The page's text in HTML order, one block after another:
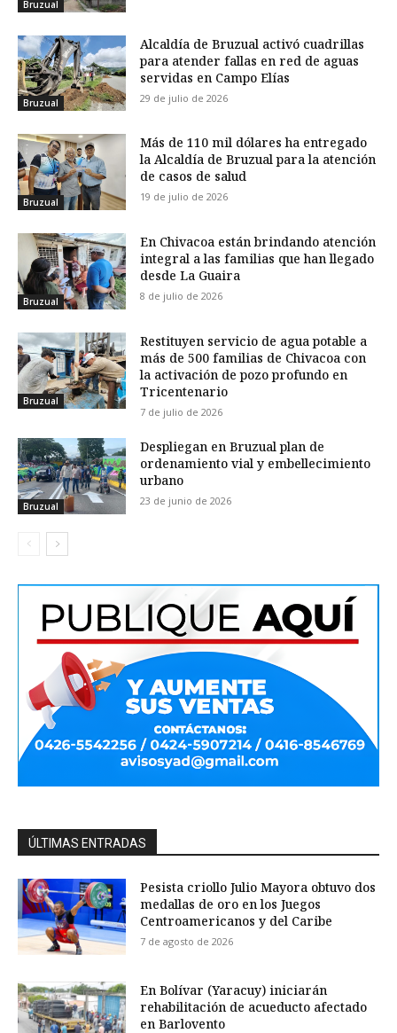
Bruzual
Bruzual
Alcaldía de Bruzual activó cuadrillas
para atender fallas en red de aguas
servidas en Campo Elías
29 de julio de 2026
Bruzual
Más de 110 mil dólares ha entregado
la Alcaldía de Bruzual para la atención
de casos de salud
19 de julio de 2026
Bruzual
En Chivacoa están brindando atención
integral a las familias que han llegado
desde La Guaira
8 de julio de 2026
Bruzual
Restituyen servicio de agua potable a
más de 500 familias de Chivacoa con
la activación de pozo profundo en
Tricentenario
7 de julio de 2026
Bruzual
Despliegan en Bruzual plan de
ordenamiento vial y embellecimiento
urbano
23 de junio de 2026
ÚLTIMAS ENTRADAS
Pesista criollo Julio Mayora obtuvo dos
medallas de oro en los Juegos
Centroamericanos y del Caribe
7 de agosto de 2026
En Bolívar (Yaracuy) iniciarán
rehabilitación de acueducto afectado
en Barlovento